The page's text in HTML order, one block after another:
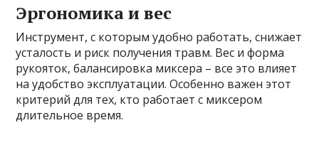
Эргономика и вес
Инструмент, с которым удобно работать, снижает
усталость и риск получения травм. Вес и форма
рукояток, балансировка миксера – все это влияет
на удобство эксплуатации. Особенно важен этот
критерий для тех, кто работает с миксером
длительное время.